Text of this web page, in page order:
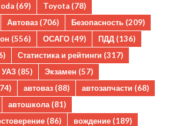
(69) Toyota (78)
Автоваз (706) Безопасность (209)
(556) ОСАГО (49) ПДД (136)
Статистика и рейтинги (317)
УАЗ (85) Экзамен (57)
автоваз (88) автозапчасти (68)
автошкола (81)
(86) вождение (189)